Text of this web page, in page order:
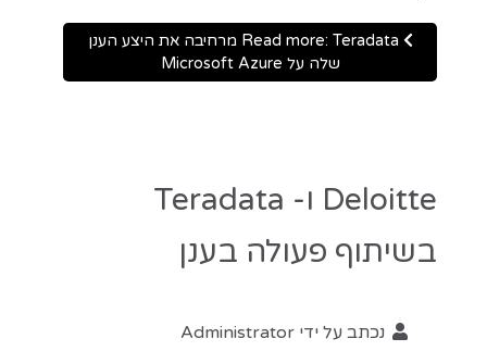
Read more: Teradata מרחיבה את היצע הענן
שלה על Microsoft Azure
Deloitte ו- Teradata
בשיתוף פעולה בענן
נכתב על ידי Administrator